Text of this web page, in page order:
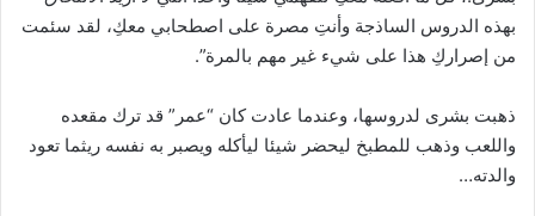
بهذه الدروس الساذجة وأنتِ مصرة على اصطحابي معكِ، لقد سئمت
من إصراركِ هذا على شيء غير مهم بالمرة”.
ذهبت بشرى لدروسها، وعندما عادت كان “عمر” قد ترك مقعده
واللعب وذهب للمطبخ ليحضر شيئا ليأكله ويصبر به نفسه ريثما تعود
والدته…